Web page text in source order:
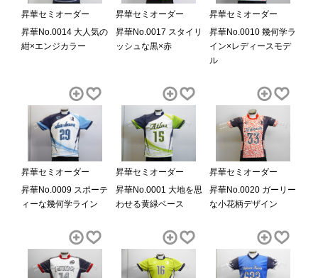
昇華セミオーダー
昇華No.0014 大人気の
紺×エンジカラー
昇華セミオーダー
昇華No.0017 スタイリ
ッシュな黒×赤
昇華セミオーダー
昇華No.0010 幾何学ラ
イン×レディースモデ
ル
昇華セミオーダー
昇華No.0009 スポーテ
ィーな幾何学ライン
昇華セミオーダー
昇華No.0001 大地を思
わせる黄緑ベース
昇華セミオーダー
昇華No.0020 ガーリー
な小花柄デザイン